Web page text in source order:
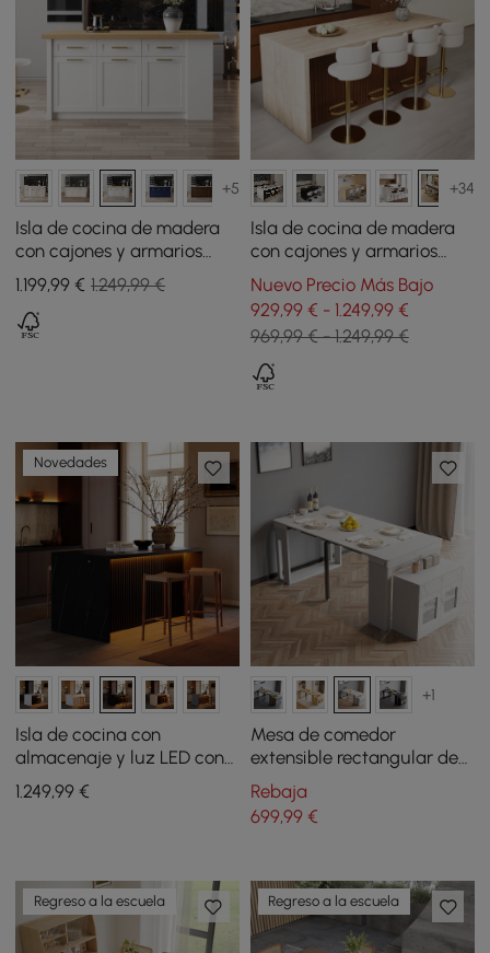
+5
Isla de cocina de madera
con cajones y armarios
blanco y natural 183 cm
1.199,99 € 1.249,99 €
+34
Isla de cocina de madera
con cajones y armarios
nogal 183 cm
Nuevo Precio Más Bajo
929,99 € - 1.249,99 €
969,99 € - 1.249,99 €
Novedades
Isla de cocina con
almacenaje y luz LED con
borde cascada negro mate
182 cm
1.249,99 €
+1
Mesa de comedor
extensible rectangular de
madera con aparador 180
cm blanco
Rebaja
699,99€
Regreso a la escuela Regreso a la escuela